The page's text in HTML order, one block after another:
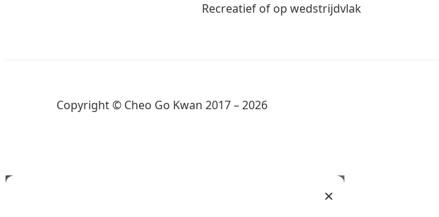
Recreatief of op wedstrijdvlak
Copyright © Cheo Go Kwan 2017 – 2026
×